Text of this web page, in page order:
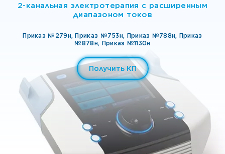
2-канальная электротерапия с расширенным
диапазоном токов
Приказ №279н,Приказ №753н, Приказ №788н, Приказ
№878н, Приказ №1130н
Получить КП